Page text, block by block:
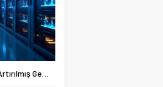
Geleceği